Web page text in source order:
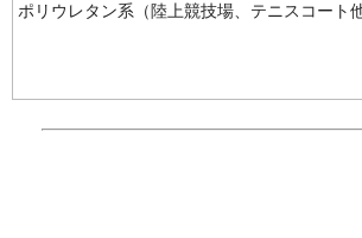
ポリウレタン系（陸上競技場、テニスコート他